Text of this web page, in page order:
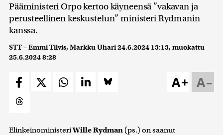
Pääministeri Orpo kertoo käyneensä ”vakavan ja
perusteellinen keskustelun” ministeri Rydmanin
kanssa.
STT – Emmi Tilvis, Markku Uhari24.6.2024 13:13, muokattu
25.6.2024 8:28
A–
A+
ElinkeinoministeriWille Rydman (ps.) on saanut